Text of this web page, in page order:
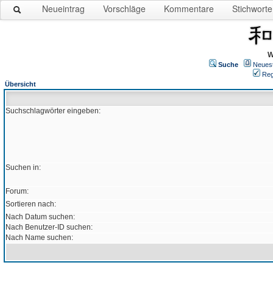
Neueintrag Vorschläge Kommentare Stichworte
Suche
Übersicht
Suchschlagwörter eingeben:
Suchen in:
Forum:
Sortieren nach:
Nach Datum suchen:
Nach Benutzer-ID suchen:
Nach Name suchen: